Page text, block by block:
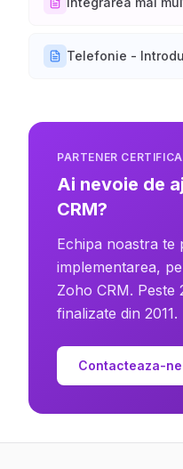
Telefonie -
PARTENER
Ai nevoie de
CRM?
Echipa noastra te
implementarea,
Zoho CRM. Peste
finalizate din 2011.
Contacteaza-ne